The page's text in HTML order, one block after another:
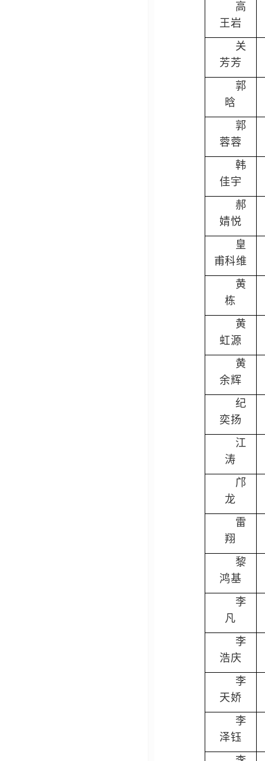
高
王岩
关
芳芳
郭
晗
郭
蓉蓉
韩
佳宇
郝
婧悦
皇
甫科维
黄
栋
黄
虹源
黄
余辉
纪
奕扬
江
涛
邝
龙
雷
翔
黎
鸿基
李
凡
李
浩庆
李
天娇
李
泽钰